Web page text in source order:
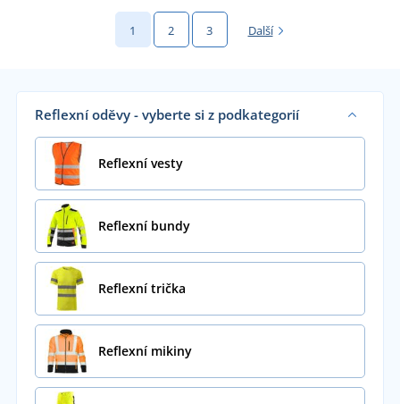
1 2 3 Další
Reflexní oděvy - vyberte si z podkategorií
Reflexní vesty
Reflexní bundy
Reflexní trička
Reflexní mikiny